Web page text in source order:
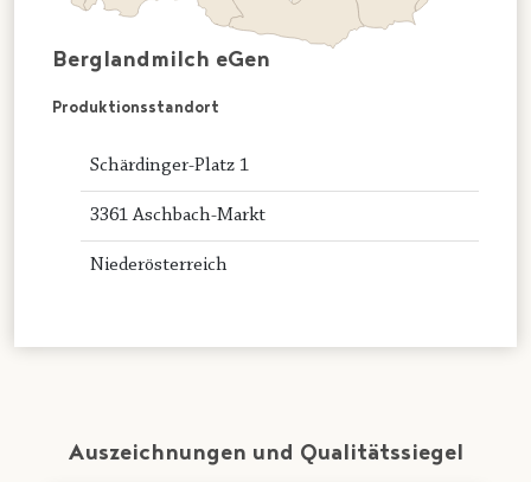
Berglandmilch eGen
Produktionsstandort
Schärdinger-Platz 1
3361 Aschbach-Markt
Niederösterreich
Auszeichnungen und Qualitätssiegel